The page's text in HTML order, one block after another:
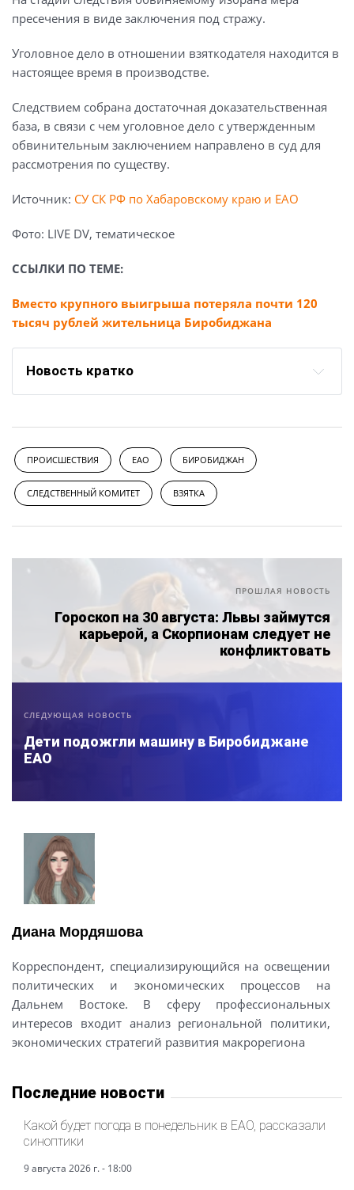
пресечения в виде заключения под стражу.
Уголовное дело в отношении взяткодателя находится в
настоящее время в производстве.
Следствием собрана достаточная доказательственная
база, в связи с чем уголовное дело с утвержденным
обвинительным заключением направлено в суд для
рассмотрения по существу.
Источник: СУ СК РФ по Хабаровскому краю и ЕАО
Фото: LIVE DV, тематическое
ССЫЛКИ ПО ТЕМЕ:
Вместо крупного выигрыша потеряла почти 120
тысяч рублей жительница Биробиджана
Новость кратко
ПРОИСШЕСТВИЯ ЕАО БИРОБИДЖАН
СЛЕДСТВЕННЫЙ КОМИТЕТ ВЗЯТКА
ПРОШЛАЯ НОВОСТЬ
Гороскоп на 30 августа: Львы займутся
карьерой, а Скорпионам следует не
конфликтовать
СЛЕДУЮЩАЯ НОВОСТЬ
Дети подожгли машину в Биробиджане
ЕАО
Диана Мордяшова
Корреспондент, специализирующийся на освещении
политических и экономических процессов на
Дальнем Востоке. В сферу профессиональных
интересов входит анализ региональной политики,
экономических стратегий развития макрорегиона
Последние новости
Какой будет погода в понедельник в ЕАО, рассказали
синоптики
9 августа 2026 г. - 18:00